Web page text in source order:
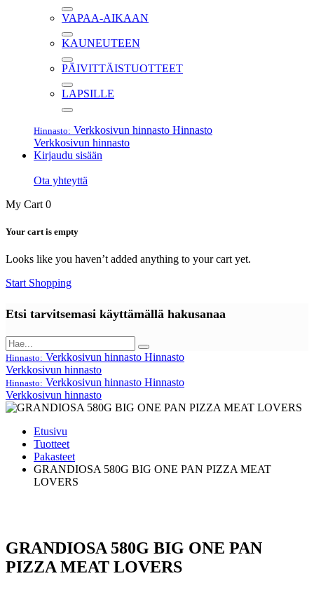
VAPAA-AIKAAN
KAUNEUTEEN
PÄIVITTÄISTUOTTEET
LAPSILLE
Hinnasto: Verkkosivun hinnasto Hinnasto
Verkkosivun hinnasto
Kirjaudu sisään
Ota yhteyttä
My Cart 0
Your cart is empty
Looks like you haven’t added anything to your cart yet.
Start Shopping
Etsi tarvitsemasi käyttämällä hakusanaa
Hinnasto: Verkkosivun hinnasto Hinnasto
Verkkosivun hinnasto
Hinnasto: Verkkosivun hinnasto Hinnasto
Verkkosivun hinnasto
Etusivu
Tuotteet
Pakasteet
GRANDIOSA 580G BIG ONE PAN PIZZA MEAT
LOVERS
GRANDIOSA 580G BIG ONE PAN
PIZZA MEAT LOVERS